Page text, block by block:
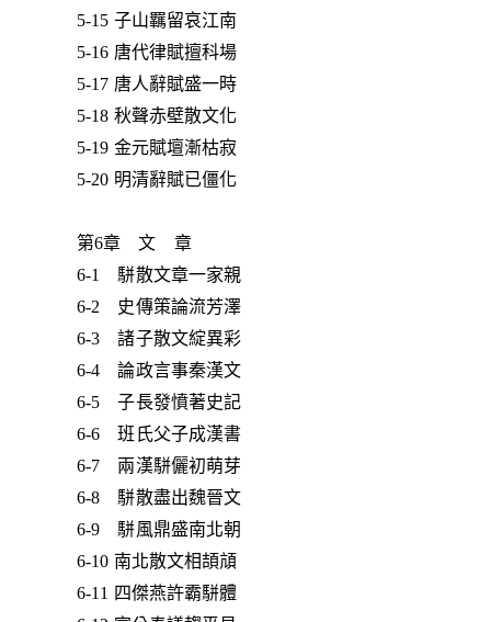
5-15 子山羈留哀江南
5-16 唐代律賦擅科場
5-17 唐人辭賦盛一時
5-18 秋聲赤壁散文化
5-19 金元賦壇漸枯寂
5-20 明清辭賦已僵化
第6章 文 章
6-1 駢散文章一家親
6-2 史傳策論流芳澤
6-3 諸子散文綻異彩
6-4 論政言事秦漢文
6-5 子長發憤著史記
6-6 班氏父子成漢書
6-7 兩漢駢儷初萌芽
6-8 駢散盡出魏晉文
6-9 駢風鼎盛南北朝
6-10 南北散文相頡頏
6-11 四傑燕許霸駢體